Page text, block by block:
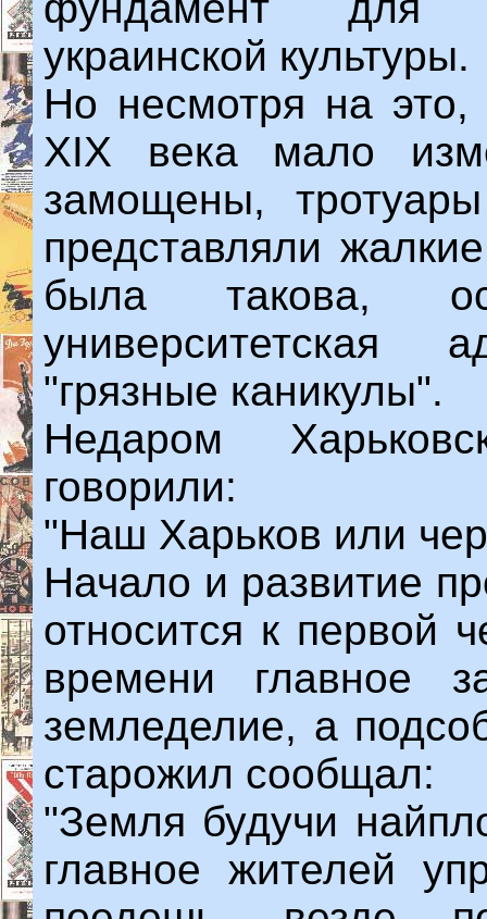
украинской культуры.
Но несмотря на это,
XIX века мало
замощены,
представляли
была такова,
университетская
"грязные каникулы".
Недаром
говорили:
"Наш Харьков или
Начало и развитие
относится к первой
времени главное
земледелие, а
старожил сообщал:
"Земля будучи
главное жителей